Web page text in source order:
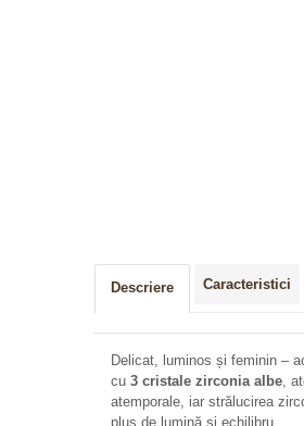
Descriere Caracteristici
Delicat, luminos și feminin –
cu 3 cristale zirconia albe,
atemporale, iar strălucirea
plus de lumină și echilibru.